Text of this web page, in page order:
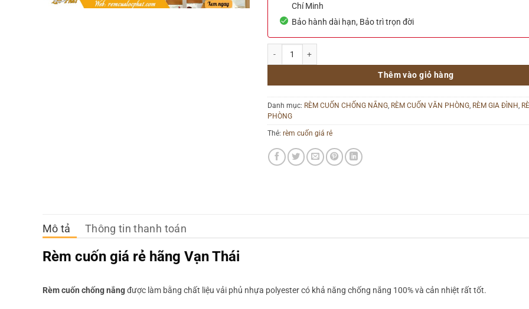
Chí Minh
Bảo hành dài hạn, Bảo trì trọn đời
Thêm vào giỏ hàng
Danh mục: RÈM CUỐN CHỐNG NẮNG, RÈM CUỐN VĂN PHÒNG, RÈM GIA ĐÌNH,
PHÒNG
Thẻ: rèm cuốn giá rẻ
Mô tả Thông tin thanh toán
Rèm cuốn giá rẻ hãng Vạn Thái
Rèm cuốn chống nắngđược làm bằng chất liệu vải phủ nhựa polyester có khả năng chống nắng 100% và cản nhiệt rất tốt.